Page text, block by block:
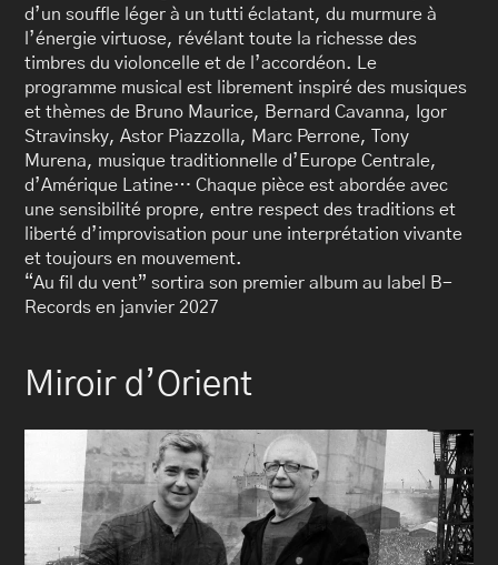
d’un souffle léger à un tutti éclatant, du murmure à
l’énergie virtuose, révélant toute la richesse des
timbres du violoncelle et de l’accordéon. Le
programme musical est librement inspiré des musiques
et thèmes de Bruno Maurice, Bernard Cavanna, Igor
Stravinsky, Astor Piazzolla, Marc Perrone, Tony
Murena, musique traditionnelle d’Europe Centrale,
d’Amérique Latine… Chaque pièce est abordée avec
une sensibilité propre, entre respect des traditions et
liberté d’improvisation pour une interprétation vivante
et toujours en mouvement.
“Au fil du vent” sortira son premier album au label B-
Records en janvier 2027
Miroir d’Orient